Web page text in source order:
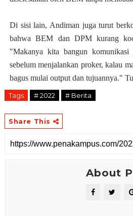
Di sisi lain, Andiman juga turut
bahwa BEM dan DPM kurang
"Makanya kita bangun
sebelum menjalankan proker, kalau
bagus mulai output dan tujuannya."
Tags # 2022 # Berita
Share This
About